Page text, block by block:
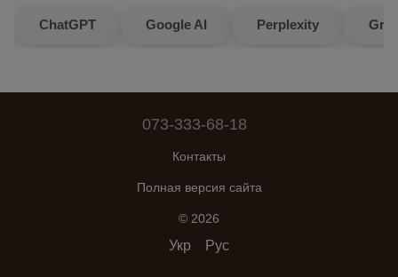
ChatGPT Google AI Perplexity
073-333-68-18
Контакты
Полная версия сайта
© 2026
Укр Рус